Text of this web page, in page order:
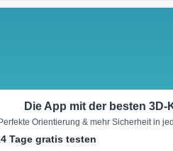
Die App mit der besten 3D-
Orientierung & mehr Sicherheit in
Tage gratis testen